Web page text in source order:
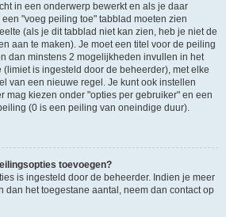
in een onderwerp bewerkt en als je daar
"voeg peiling toe" tabblad moeten zien
(als je dit tabblad niet kan zien, heb je niet de
aan te maken). Je moet een titel voor de peiling
dan minstens 2 mogelijkheden invullen in het
is ingesteld door de beheerder), met elke
van een nieuwe regel. Je kunt ook instellen
mag kiezen onder "opties per gebruiker" en een
(0 is een peiling van oneindige duur).
toevoegen?
is ingesteld door de beheerder. Indien je meer
dan het toegestane aantal, neem dan contact op